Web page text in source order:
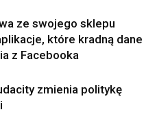
ze swojego sklepu
które kradną dane
z Facebooka
zmienia politykę